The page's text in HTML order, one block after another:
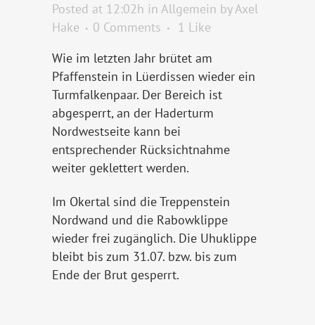
Posted at 12:02h in Allgemein byAxel
Hake
0 Comments 1 Like
Wie im letzten Jahr brütet am
Pfaffenstein in Lüerdissen wieder ein
Turmfalkenpaar. Der Bereich ist
abgesperrt, an der Haderturm
Nordwestseite kann bei
entsprechender Rücksichtnahme
weiter geklettert werden.
Im Okertal sind die Treppenstein
Nordwand und die Rabowklippe
wieder frei zugänglich. Die Uhuklippe
bleibt bis zum 31.07. bzw. bis zum
Ende der Brut gesperrt.